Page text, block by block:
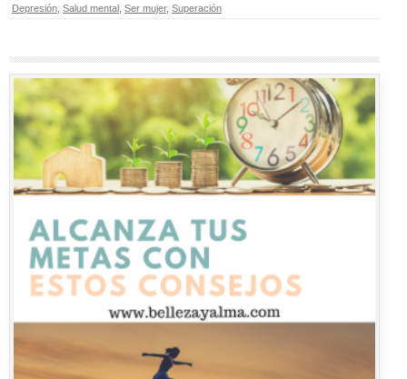
Depresión Salud mental Ser mujer, Superación